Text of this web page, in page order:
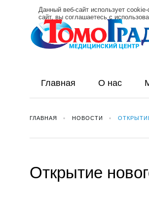
Главная О нас
ГЛАВНАЯ НОВОСТИ
Открытие
Данный веб-сайт использует
сайт, вы соглашаетесь с